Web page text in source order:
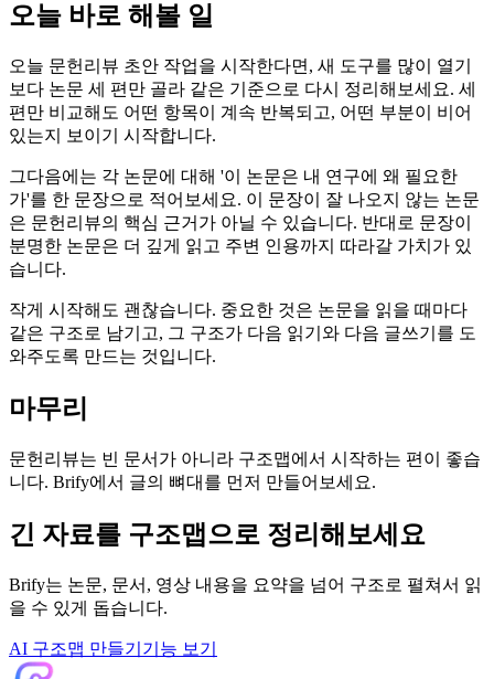
오늘 바로 해볼 일
오늘 문헌리뷰 초안 작업을 시작한다면, 새 도구를 많이 열기
보다 논문 세 편만 골라 같은 기준으로 다시 정리해보세요. 세
편만 비교해도 어떤 항목이 계속 반복되고, 어떤 부분이 비어
있는지 보이기 시작합니다.
그다음에는 각 논문에 대해 '이 논문은 내 연구에 왜 필요한
가'를 한 문장으로 적어보세요. 이 문장이 잘 나오지 않는 논문
은 문헌리뷰의 핵심 근거가 아닐 수 있습니다. 반대로 문장이
분명한 논문은 더 깊게 읽고 주변 인용까지 따라갈 가치가 있
습니다.
작게 시작해도 괜찮습니다. 중요한 것은 논문을 읽을 때마다
같은 구조로 남기고, 그 구조가 다음 읽기와 다음 글쓰기를 도
와주도록 만드는 것입니다.
마무리
문헌리뷰는 빈 문서가 아니라 구조맵에서 시작하는 편이 좋습
니다. Brify에서 글의 뼈대를 먼저 만들어보세요.
긴 자료를 구조맵으로 정리해보세요
Brify는 논문, 문서, 영상 내용을 요약을 넘어 구조로 펼쳐서 읽
을 수 있게 돕습니다.
AI 구조맵 만들기 기능 보기